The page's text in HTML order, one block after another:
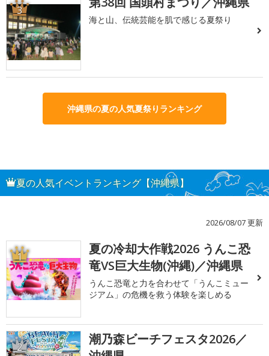
3
海と山、伝統芸能を肌で感じる夏祭り
沖縄県の夏の人気夏祭りランキング
夏の人気イベントランキング【沖縄県】
2026/08/07 更新
1
夏の冷却大作戦2026 うんこ恐
竜VS巨大生物(沖縄)／沖縄県
うんこ恐竜と力を合わせて「うんこミュー
ジアム」の危機を救う体験を楽しめる
2
潮乃森ビーチフェスタ2026／